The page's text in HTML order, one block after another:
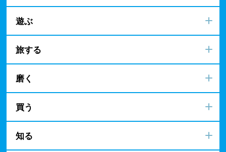
遊ぶ
旅する
磨く
買う
知る